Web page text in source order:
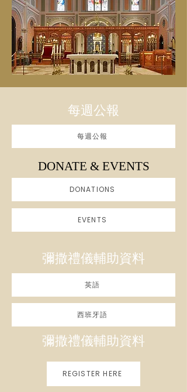
每週公報
每週公報
DONATE & EVENTS
DONATIONS
EVENTS
彌撒禮儀輔助資料
英語
西班牙語
彌撒禮儀輔助資料
REGISTER HERE